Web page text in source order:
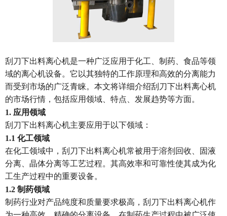
刮刀下出料离心机是一种广泛应用于化工、制药、食品等领
域的离心机设备。它以其独特的工作原理和高效的分离能力
而受到市场的广泛青睐。本文将详细介绍刮刀下出料离心机
的市场行情，包括应用领域、特点、发展趋势等方面。
1. 应用领域
刮刀下出料离心机主要应用于以下领域：
1.1 化工领域
在化工领域中，刮刀下出料离心机常被用于溶剂回收、固液
分离、晶体分离等工艺过程。其高效率和可靠性使其成为化
工生产过程中的重要设备。
1.2 制药领域
制药行业对产品纯度和质量要求极高，刮刀下出料离心机作